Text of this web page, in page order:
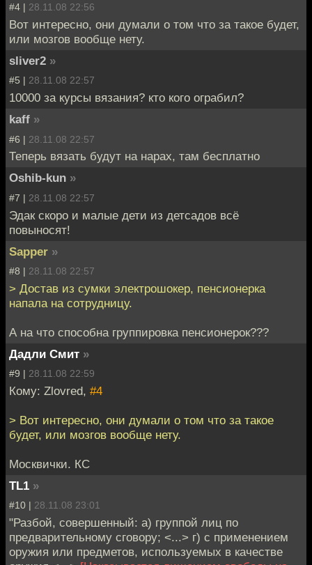
#4 | 28.11.08 22:56
Вот интересно, они думали о том что за такое будет,
или мозгов вообще нету.
sliver2 »
#5 | 28.11.08 22:57
10000 за курсы вязания? кто кого ограбил?
kaff »
#6 | 28.11.08 22:57
Теперь вязать будут на нарах, там бесплатно
Oshib-kun »
#7 | 28.11.08 22:57
Эдак скоро и малые дети из детсадов всё
повыносят!
Sapper »
#8 | 28.11.08 22:57
> Достав из сумки электрошокер, пенсионерка
напала на сотрудницу.
А на что способна группировка пенсионерок???
Дадли Смит »
#9 | 28.11.08 22:59
Кому: Zlovred, #4
> Вот интересно, они думали о том что за такое
будет, или мозгов вообще нету.
Москвички. КС
TL1 »
#10 | 28.11.08 23:01
"Разбой, совершенный: а) группой лиц по
предварительному сговору; <...> г) с применением
оружия или предметов, используемых в качестве